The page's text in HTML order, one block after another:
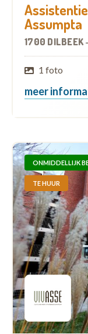
Assumpta
1700 DILBEEK-
1 foto
meer
ONMIDDELLIJK
TE HUUR